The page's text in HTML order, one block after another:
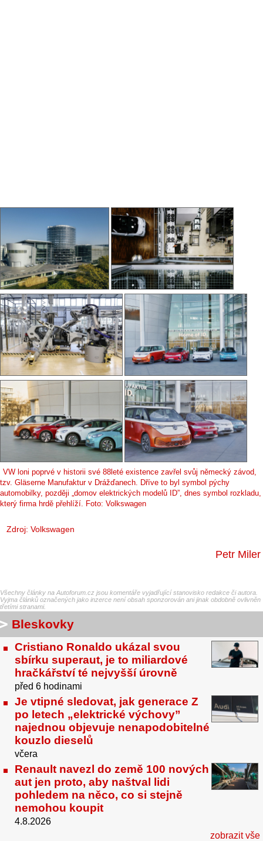
VW loni poprvé v historii své 88leté existence zavřel svůj německý závod,
tzv. Gläserne Manufaktur v Drážďanech. Dříve to byl symbol pýchy
automobilky, později „domov elektrických modelů ID”, dnes symbol rozkladu,
který firma hrdě přehlíží. Foto: Volkswagen
Zdroj: Volkswagen
Petr Miler
Všechny články na Autoforum.cz jsou komentáře vyjadřující stanovisko redakce či autora.
Vyjma článků označených jako inzerce není obsah sponzorován ani jinak obdobně ovlivněn
třetími stranami.
Bleskovky
Cristiano Ronaldo ukázal svou
sbírku superaut, je to miliardové
hračkářství té nejvyšší úrovně
před 6 hodinami
Je vtipné sledovat, jak generace Z
po letech „elektrické výchovy”
najednou objevuje nenapodobitelné
kouzlo dieselů
včera
Renault navezl do země 100 nových
aut jen proto, aby naštval lidi
pohledem na něco, co si stejně
nemohou koupit
4.8.2026
zobrazit vše